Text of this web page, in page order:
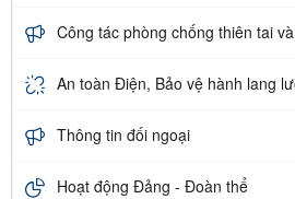
Công tác phòng chống thiên tai
An toàn Điện, Bảo vệ hành lang
Thông tin đối ngoại
Hoạt động Đảng - Đoàn thể